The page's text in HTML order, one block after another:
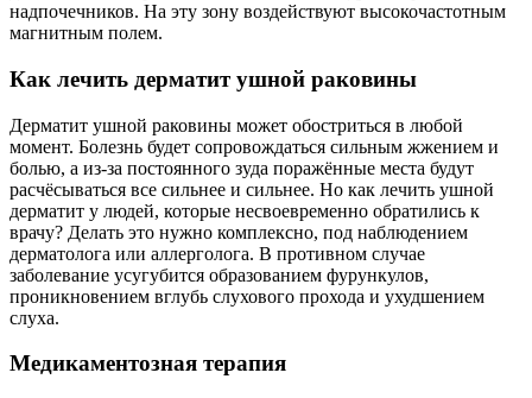
надпочечников. На эту зону воздействуют высокочастотным
магнитным полем.
Как лечить дерматит ушной раковины
Дерматит ушной раковины может обостриться в любой
момент. Болезнь будет сопровождаться сильным жжением и
болью, а из-за постоянного зуда поражённые места будут
расчёсываться все сильнее и сильнее. Но как лечить ушной
дерматит у людей, которые несвоевременно обратились к
врачу? Делать это нужно комплексно, под наблюдением
дерматолога или аллерголога. В противном случае
заболевание усугубится образованием фурункулов,
проникновением вглубь слухового прохода и ухудшением
слуха.
Медикаментозная терапия